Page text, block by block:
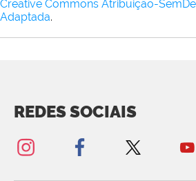
Creative Commons Atribuição-
Adaptada.
REDES SOCIAIS